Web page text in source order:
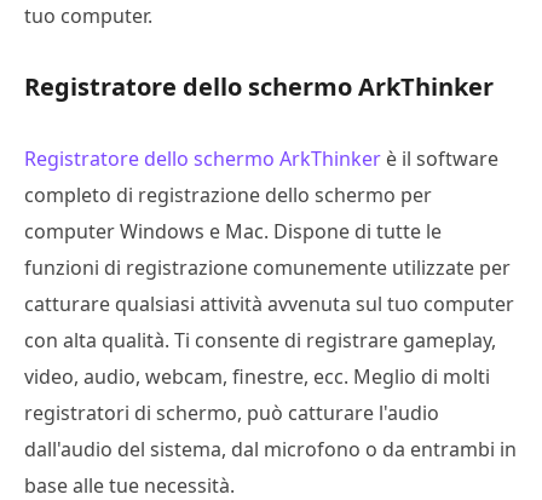
tuo computer.
Registratore dello schermo ArkThinker
Registratore dello schermo ArkThinker è il software
completo di registrazione dello schermo per
computer Windows e Mac. Dispone di tutte le
funzioni di registrazione comunemente utilizzate per
catturare qualsiasi attività avvenuta sul tuo computer
con alta qualità. Ti consente di registrare gameplay,
video, audio, webcam, finestre, ecc. Meglio di molti
registratori di schermo, può catturare l'audio
dall'audio del sistema, dal microfono o da entrambi in
base alle tue necessità.